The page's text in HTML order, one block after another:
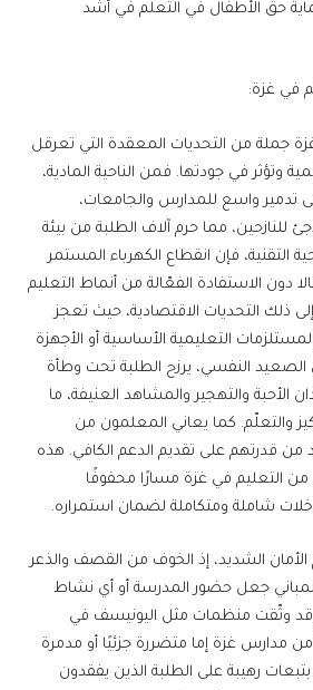
حق الأطفال في التعلم في أشد
في غزة:
جملة من التحديات المعقدة التي تعرقل
وتؤثر في جودتها. فمن الناحية المادية،
تدمير واسع للمدارس والجامعات،
للنازحين، مما حرم آلاف الطلبة من بيئة
التقنية، فإن انقطاع الكهرباء المستمر
دون الاستفادة الفعّالة من أنماط التعليم
ذلك التحديات الاقتصادية، حيث تعجز
التعليمية الأساسية أو الأجهزة
الصعيد النفسي، يرزح الطلبة تحت وطأة
الأحبة والتهجير والمشاهد العنيفة، ما
والتعلّم. كما يعاني المعلمون من
قدرتهم على تقديم الدعم الكافي. هذه
التعليم في غزة مسارًا محفوفًا
شاملة ومتكاملة لضمان استمراره.
الشديد، إذ الخوف من القصف والذعر
للمباني جعل حضور المدرسة أو أي نشاط
وثّقت منظمات مثل اليونيسف في
أن أكثر من 95% من مدارس غزة إما متضررة جزئيًا أو مدمرة
بتبعات رهيبة على الطلبة الذين يفقدون